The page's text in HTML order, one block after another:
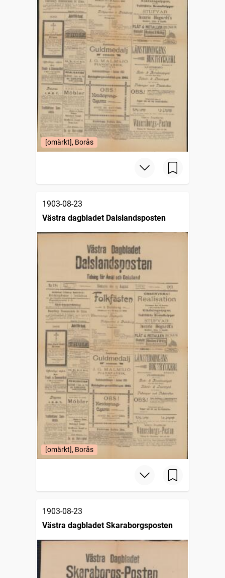
[omärkt], Borås
1903-08-23
Västra dagbladet Dalslandsposten
[omärkt], Borås
1903-08-23
Västra dagbladet Skaraborgsposten